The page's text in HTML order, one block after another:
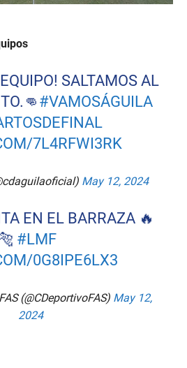
SALTAMOS AL
#VAMOSÁGUILA
7L4RFWI3RK
May 12, 2024
EN EL BARRAZA 🔥
#LMF
0G8IPE6LX3
(@CDeportivoFAS) May 12,
2024